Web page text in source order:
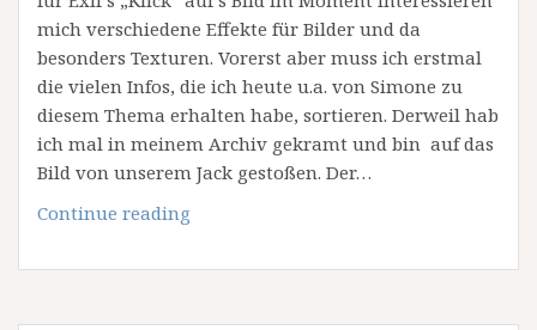
mich verschiedene Effekte für Bilder und da
besonders Texturen. Vorerst aber muss ich erstmal
die vielen Infos, die ich heute u.a. von Simone zu
diesem Thema erhalten habe, sortieren. Derweil hab
ich mal in meinem Archiv gekramt und bin auf das
Bild von unserem Jack gestoßen. Der…
Continue reading